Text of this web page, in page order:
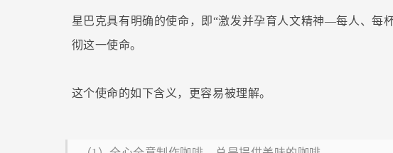
星巴克具有明确的使命，即“激发并孕育人文精神—每人、每
彻这一使命。
这个使命的如下含义，更容易被理解。